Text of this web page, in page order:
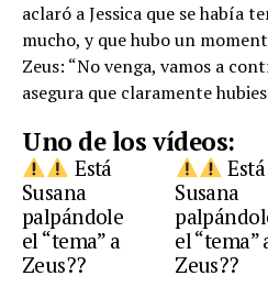
aclaró a Jessica que se había
mucho, y que hubo un
Zeus: “No venga, vamos a
asegura que claramente
Uno de los vídeos:
Está
Susana
palpándole
el “tema” a
Zeus??
Está
Susana
el “tema”
Zeus??